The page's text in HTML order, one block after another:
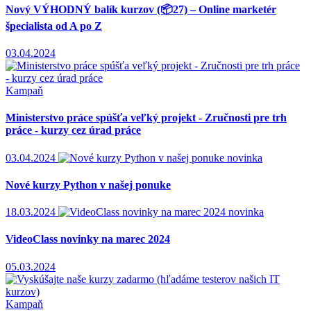
Nový VÝHODNÝ balík kurzov (
27) – Online marketér
špecialista od A po Z
03.04.2024
Kampaň
Ministerstvo práce spúšťa veľký projekt - Zručnosti pre trh
práce - kurzy cez úrad práce
03.04.2024 novinka
Nové kurzy Python v našej ponuke
18.03.2024 novinka
VideoClass novinky na marec 2024
05.03.2024
Kampaň